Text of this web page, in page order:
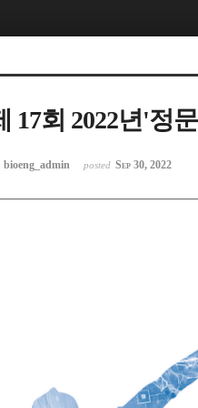
17회 2022년'정
bioeng_admin posted Sep 30, 2022